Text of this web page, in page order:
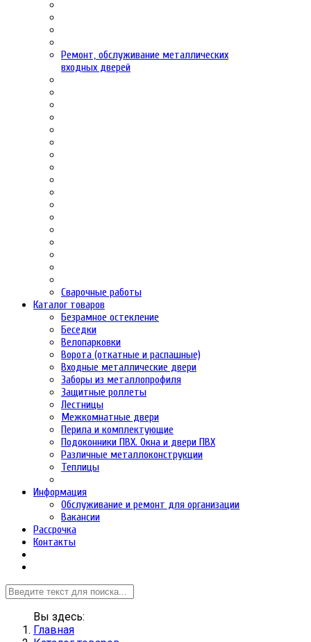
Ремонт, обслуживание металлических
входных дверей
Сварочные работы
Каталог товаров
Безрамное остекление
Беседки
Велопарковки
Ворота (откатные и распашные)
Входные металлические двери
Заборы из металлопрофиля
Защитные роллеты
Лестницы
Межкомнатные двери
Перила и комплектующие
Подоконники ПВХ. Окна и двери ПВХ
Различные металлоконструкции
Теплицы
Информация
Обслуживание и ремонт для организации
Вакансии
Рассрочка
Контакты
Вы здесь:
Главная